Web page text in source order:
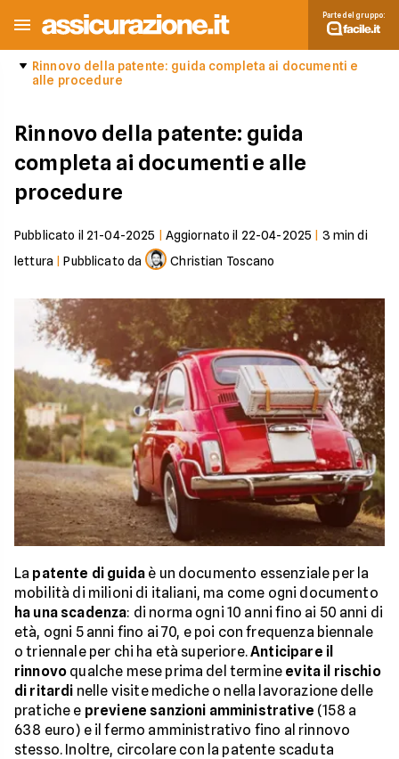
Parte del gruppo:
Rinnovo della patente: guida completa ai documenti e
alle procedure
Rinnovo della patente: guida
completa ai documenti e alle
procedure
Pubblicato il 21-04-2025 Aggiornato il 22-04-2025 3 min di
lettura |Pubblicato da Christian Toscano
La patente di guida è un documento essenziale per la
mobilità di milioni di italiani, ma come ogni documento
ha una scadenza: di norma ogni 10 anni fino ai 50 anni di
età, ogni 5 anni fino ai 70, e poi con frequenza biennale
o triennale per chi ha età superiore.Anticipare il
rinnovo qualche mese prima del termine evita il rischio
di ritardi nelle visite mediche o nella lavorazione delle
pratiche e previene sanzioni amministrative (158 a
638 euro) e il fermo amministrativo fino al rinnovo
stesso. Inoltre, circolare con la patente scaduta